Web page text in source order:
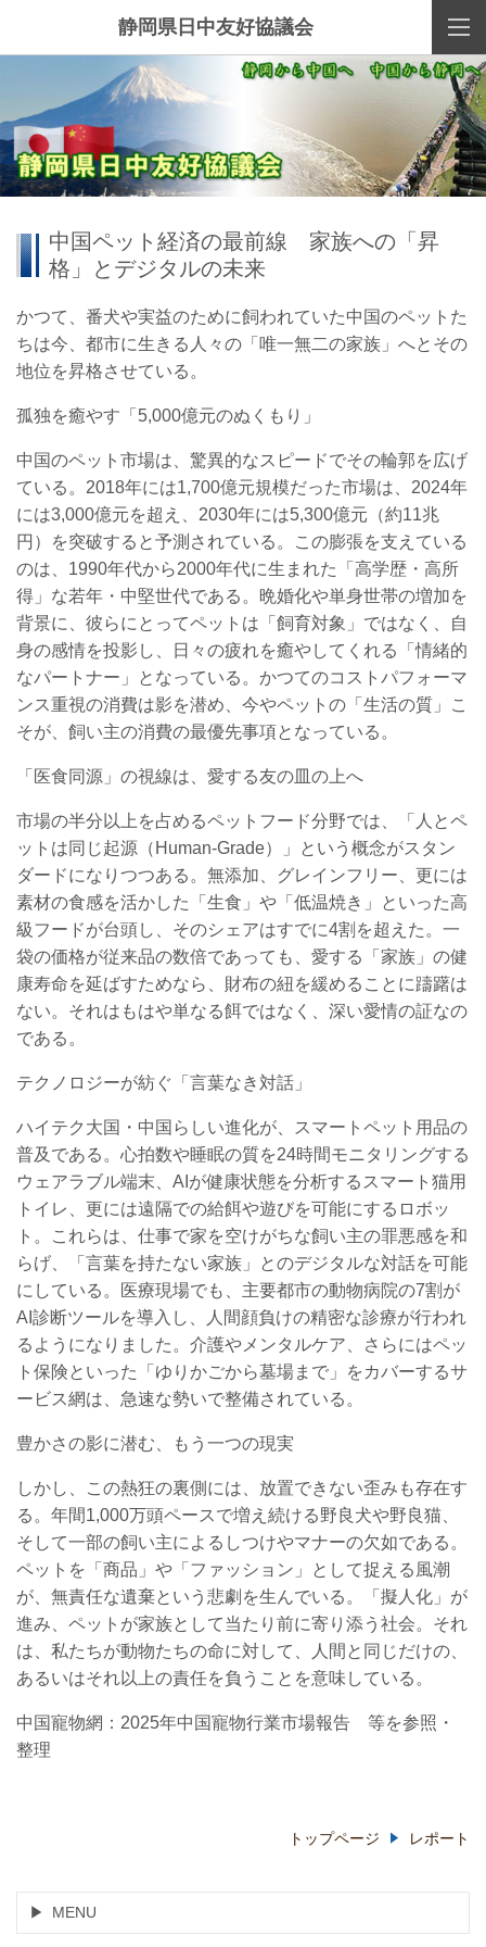
静岡県日中友好協議会
中国ペット経済の最前線 家族への「昇
格」とデジタルの未来
かつて、番犬や実益のために飼われていた中国のペットた
ちは今、都市に生きる人々の「唯一無二の家族」へとその
地位を昇格させている。
孤独を癒やす「5,000億元のぬくもり」
中国のペット市場は、驚異的なスピードでその輪郭を広げ
ている。2018年には1,700億元規模だった市場は、2024年
には3,000億元を超え、2030年には5,300億元（約11兆
円）を突破すると予測されている。この膨張を支えている
のは、1990年代から2000年代に生まれた「高学歴・高所
得」な若年・中堅世代である。晩婚化や単身世帯の増加を
背景に、彼らにとってペットは「飼育対象」ではなく、自
身の感情を投影し、日々の疲れを癒やしてくれる「情緒的
なパートナー」となっている。かつてのコストパフォーマ
ンス重視の消費は影を潜め、今やペットの「生活の質」こ
そが、飼い主の消費の最優先事項となっている。
「医食同源」の視線は、愛する友の皿の上へ
市場の半分以上を占めるペットフード分野では、「人とペ
ットは同じ起源（Human-Grade）」という概念がスタン
ダードになりつつある。無添加、グレインフリー、更には
素材の食感を活かした「生食」や「低温焼き」といった高
級フードが台頭し、そのシェアはすでに4割を超えた。一
袋の価格が従来品の数倍であっても、愛する「家族」の健
康寿命を延ばすためなら、財布の紐を緩めることに躊躇は
ない。それはもはや単なる餌ではなく、深い愛情の証なの
である。
テクノロジーが紡ぐ「言葉なき対話」
ハイテク大国・中国らしい進化が、スマートペット用品の
普及である。心拍数や睡眠の質を24時間モニタリングする
ウェアラブル端末、AIが健康状態を分析するスマート猫用
トイレ、更には遠隔での給餌や遊びを可能にするロボッ
ト。これらは、仕事で家を空けがちな飼い主の罪悪感を和
らげ、「言葉を持たない家族」とのデジタルな対話を可能
にしている。医療現場でも、主要都市の動物病院の7割が
AI診断ツールを導入し、人間顔負けの精密な診療が行われ
るようになりました。介護やメンタルケア、さらにはペッ
ト保険といった「ゆりかごから墓場まで」をカバーするサ
ービス網は、急速な勢いで整備されている。
豊かさの影に潜む、もう一つの現実
しかし、この熱狂の裏側には、放置できない歪みも存在す
る。年間1,000万頭ペースで増え続ける野良犬や野良猫、
そして一部の飼い主によるしつけやマナーの欠如である。
ペットを「商品」や「ファッション」として捉える風潮
が、無責任な遺棄という悲劇を生んでいる。「擬人化」が
進み、ペットが家族として当たり前に寄り添う社会。それ
は、私たちが動物たちの命に対して、人間と同じだけの、
あるいはそれ以上の責任を負うことを意味している。
中国寵物網：2025年中国寵物行業市場報告 等を参照・
整理
トップページ レポート
MENU